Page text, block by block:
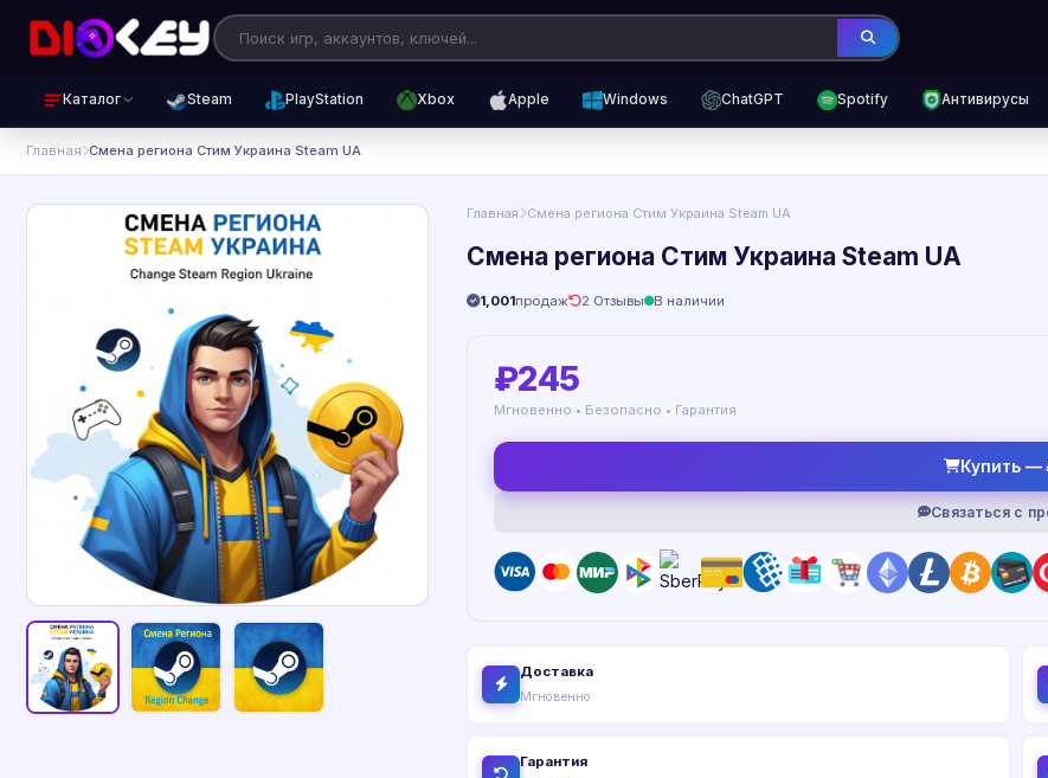
Каталог Steam PlayStation Xbox Apple Windows ChatGPT Spotify Антивирусы
Главная Смена региона Стим Украина Steam UA
Главная Смена региона Стим Украина Steam UA
Смена региона Стим Украина Steam UA
1,001продаж 2 Отзывы В наличии
₽245
Мгновенно • Безопасно • Гарантия
Купить —
Связаться с
Доставка
Мгновенно
Гарантия